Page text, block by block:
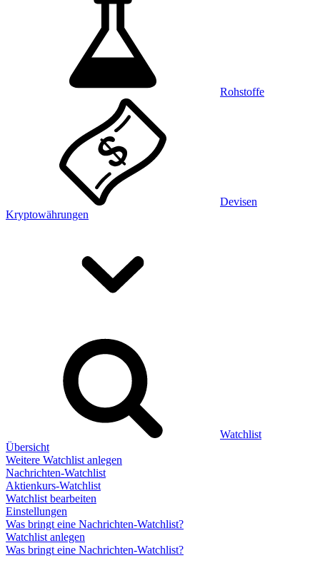
Rohstoffe
Devisen
Kryptowährungen
Watchlist
Übersicht
Weitere Watchlist anlegen
Nachrichten-Watchlist
Aktienkurs-Watchlist
Watchlist bearbeiten
Einstellungen
Was bringt eine Nachrichten-Watchlist?
Watchlist anlegen
Was bringt eine Nachrichten-Watchlist?